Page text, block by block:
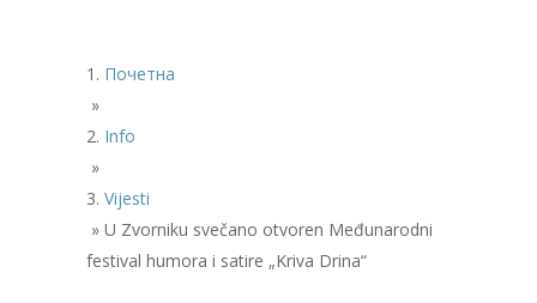
Почетна
»
Info
»
Vijesti
»U Zvorniku svečano otvoren Međunarodni
festival humora i satire „Kriva Drina“